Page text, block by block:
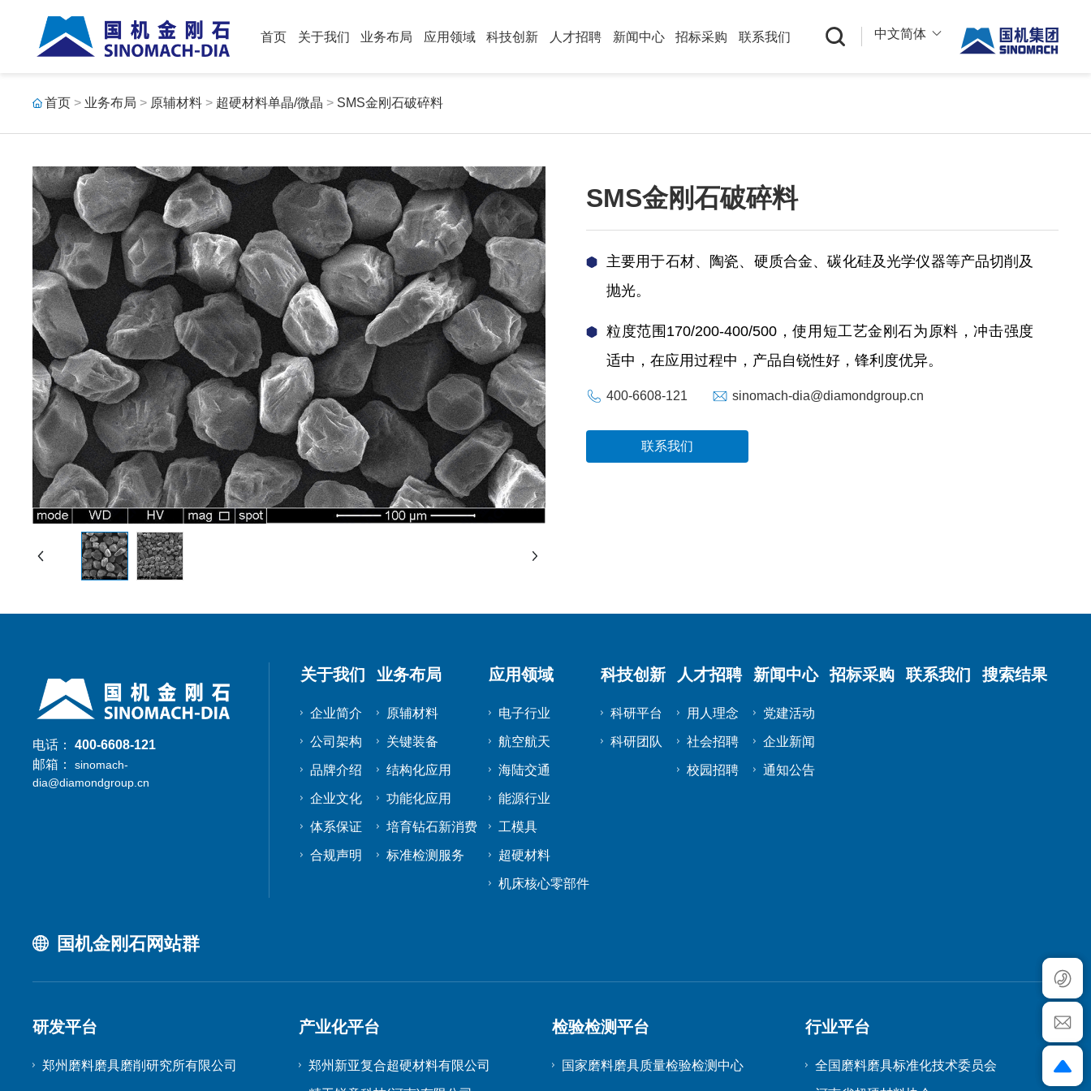
首页 关于我们 业务布局 应用领域 科技创新 人才招聘 新闻中心 招标采购 联系我们 中文简体
首页 > 业务布局 > 原辅材料 > 超硬材料单晶/微晶 > SMS金刚石破碎料
SMS金刚石破碎料
主要用于石材、陶瓷、硬质合金、碳化硅及光学仪器等产品切削及
抛光。
粒度范围170/200-400/500，使用短工艺金刚石为原料，冲击强度
适中，在应用过程中，产品自锐性好，锋利度优异。
400-6608-121 sinomach-dia@diamondgroup.cn
联系我们
电话：
400-6608-121
邮箱：
sinomach-
dia@diamondgroup.cn
关于我们
企业简介
公司架构
品牌介绍
企业文化
体系保证
合规声明
业务布局
原辅材料
关键装备
结构化应用
功能化应用
培育钻石新消费
标准检测服务
应用领域
电子行业
航空航天
海陆交通
能源行业
工模具
超硬材料
机床核心零部件
科技创新
科研平台
科研团队
人才招聘
用人理念
社会招聘
校园招聘
新闻中心
党建活动
企业新闻
通知公告
招标采购 联系我们 搜索结果
国机金刚石网站群
研发平台
郑州磨料磨具磨削研究所有限公司
产业化平台
郑州新亚复合超硬材料有限公司
检验检测平台
国家磨料磨具质量检验检测中心
行业平台
全国磨料磨具标准化技术委员会